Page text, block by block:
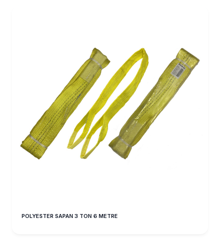
POLYESTER SAPAN 3 TON 6 METRE